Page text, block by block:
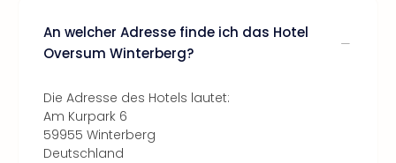
An welcher Adresse finde ich das Hotel
Oversum Winterberg?
Die Adresse des Hotels lautet:
Am Kurpark 6
59955 Winterberg
Deutschland